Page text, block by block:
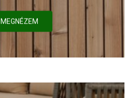
MEGNÉZEM